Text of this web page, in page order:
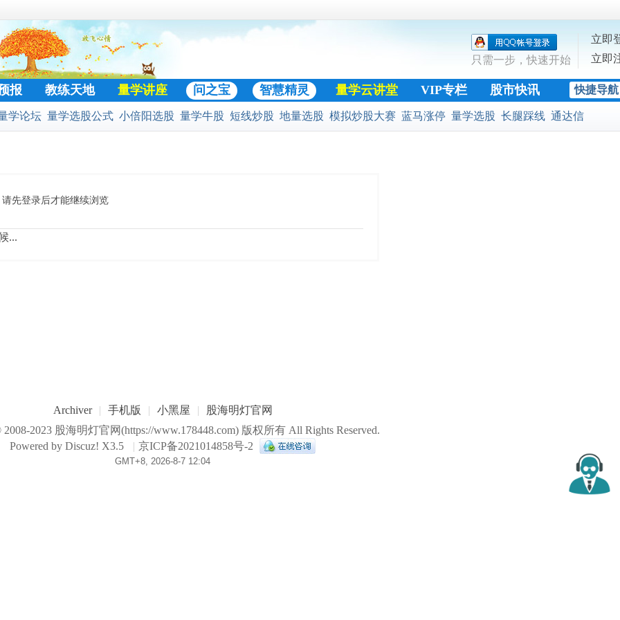
立即
立即
只需一步，快速开始
快捷导航
报 教练天地 量学讲座 问之宝 智慧精灵 量学云讲堂 VIP专栏
股市快讯
股票公式
好贴
学论坛 量学选股公式 小倍阳选股 量学牛股 短线炒股 地量选股 模拟炒股大赛 蓝马涨停 量学选股 长腿踩线 通达信
请先登录后才能继续浏览
...
Archiver | 手机版 | 小黑屋 |
股海明灯官网
2023 股海明灯官网(https://www.178448.com) 版权所有 All Rights Reserved.
Powered by Discuz! X3.5 | 京ICP备2021014858号-2
GMT+8, 2026-8-7 12:04